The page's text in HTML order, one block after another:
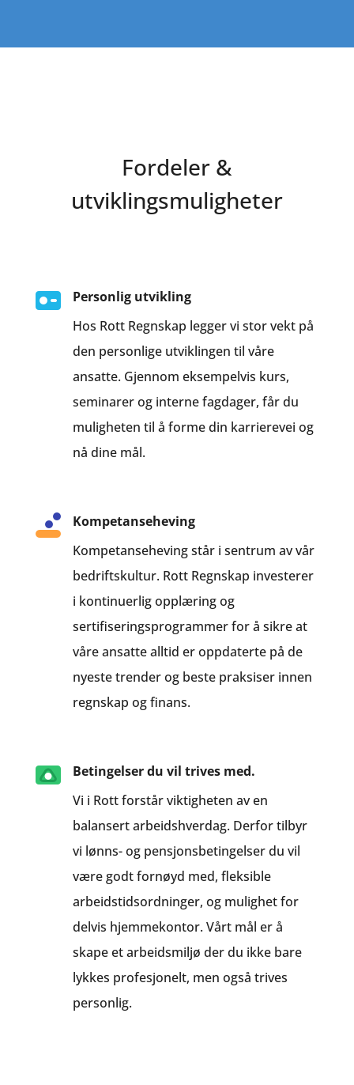
Fordeler &
utviklingsmuligheter
Personlig utvikling
Hos Rott Regnskap legger vi stor vekt på
den personlige utviklingen til våre
ansatte. Gjennom eksempelvis kurs,
seminarer og interne fagdager, får du
muligheten til å forme din karrierevei og
nå dine mål.
Kompetanseheving
Kompetanseheving står i sentrum av vår
bedriftskultur. Rott Regnskap investerer
i kontinuerlig opplæring og
sertifiseringsprogrammer for å sikre at
våre ansatte alltid er oppdaterte på de
nyeste trender og beste praksiser innen
regnskap og finans.
Betingelser du vil trives med.
Vi i Rott forstår viktigheten av en
balansert arbeidshverdag. Derfor tilbyr
vi lønns- og pensjonsbetingelser du vil
være godt fornøyd med, fleksible
arbeidstidsordninger, og mulighet for
delvis hjemmekontor. Vårt mål er å
skape et arbeidsmiljø der du ikke bare
lykkes profesjonelt, men også trives
personlig.